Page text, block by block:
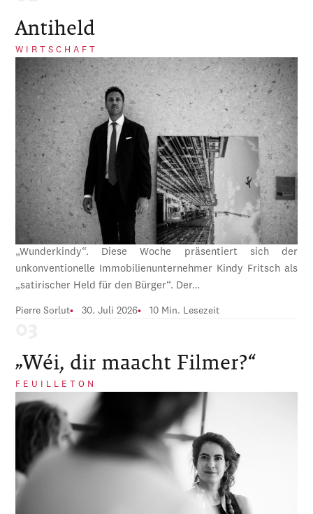
Antiheld
WIRTSCHAFT
„Wunderkindy“. Diese Woche präsentiert sich der
unkonventionelle Immobilienunternehmer Kindy Fritsch als
„satirischer Held für den Bürger“. Der…
Pierre Sorlut 30. Juli 2026 10 Min. Lesezeit
„Wéi, dir maacht Filmer?“
FEUILLETON